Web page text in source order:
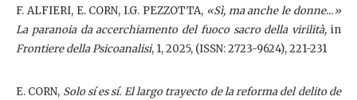
F. ALFIERI, E. CORN, I.G. PEZZOTTA, «Sì, ma anche le donne...»
La paranoia da accerchiamento del fuoco sacro della virilità, in
Frontiere della Psicoanalisi, 1, 2025, (ISSN: 2723-9624), 221-231
E. CORN, Solo sí es sí. El largo trayecto de la reforma del delito de